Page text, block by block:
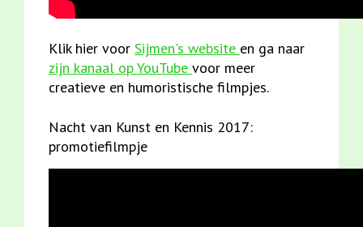
Klik hier voor Sijmen's website en ga naar
zijn kanaal op YouTube voor meer
creatieve en humoristische filmpjes.
Nacht van Kunst en Kennis 2017:
promotiefilmpje